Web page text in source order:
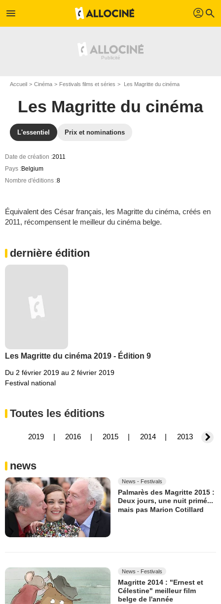
menu profil search
Accueil Cinéma Festivals films et séries Les Magritte du cinéma
Les Magritte du cinéma
L'essentiel Prix et nominations
Date de création :2011
Pays :Belgium
Nombre d'éditions :8
Équivalent des César français, les Magritte du cinéma, créés en
2011, récompensent le meilleur du cinéma belge.
dernière édition
Les Magritte du cinéma 2019 - Édition 9
Du 2 février 2019 au 2 février 2019
Festival national
Toutes les éditions
2019 2016 2015 2014 2013
news
News - Festivals
Palmarès des Magritte 2015 :
Deux jours, une nuit primé...
mais pas Marion Cotillard
News - Festivals
Magritte 2014 : "Ernest et
Célestine" meilleur film
belge de l'année